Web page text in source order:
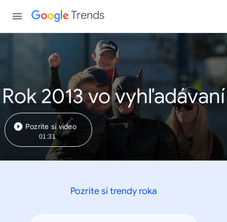
Trends
Rok 2013 vo vyhľadávaní
Pozrite si video
01:31
Pozrite si trendy roka